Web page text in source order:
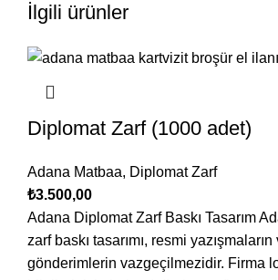
İlgili ürünler
Diplomat Zarf (1000 adet)
Adana Matbaa, Diplomat Zarf
₺3.500,00
Adana Diplomat Zarf Baskı Tasarım
zarf baskı tasarımı, resmi
gönderimlerin vazgeçilmezidir. Firma